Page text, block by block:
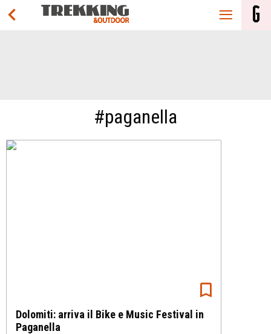
#paganella
Dolomiti: arriva il Bike e Music Festival in
Paganella